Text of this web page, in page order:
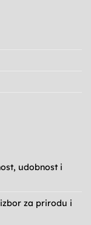
udobnost i
za prirodu i